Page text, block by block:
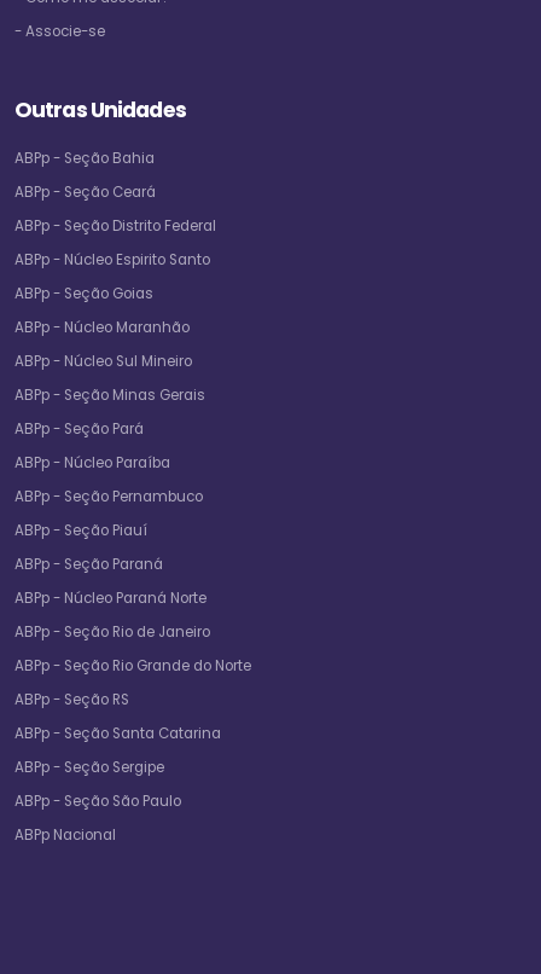
- Associe-se
Outras Unidades
ABPp - Seção Bahia
ABPp - Seção Ceará
ABPp - Seção Distrito Federal
ABPp - Núcleo Espirito Santo
ABPp - Seção Goias
ABPp - Núcleo Maranhão
ABPp - Núcleo Sul Mineiro
ABPp - Seção Minas Gerais
ABPp - Seção Pará
ABPp - Núcleo Paraíba
ABPp - Seção Pernambuco
ABPp - Seção Piauí
ABPp - Seção Paraná
ABPp - Núcleo Paraná Norte
ABPp - Seção Rio de Janeiro
ABPp - Seção Rio Grande do Norte
ABPp - Seção RS
ABPp - Seção Santa Catarina
ABPp - Seção Sergipe
ABPp - Seção São Paulo
ABPp Nacional